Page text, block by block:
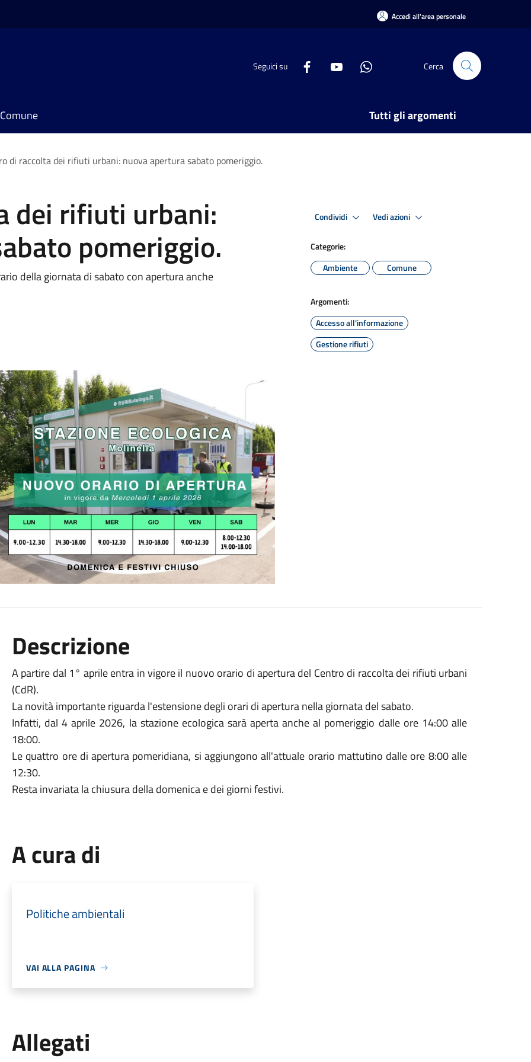
Accedi all'area personale
Seguici su Cerca
Tutti gli argomenti
di raccolta dei rifiuti urbani: nuova apertura sabato pomeriggio.
dei rifiuti urbani:
pomeriggio.
della giornata di sabato con apertura anche
Condividi Vedi azioni
Categorie:
Ambiente
Comune
Argomenti:
Accesso all'informazione
Gestione rifiuti
Descrizione
A partire dal 1° aprile entra in vigore il nuovo orario di apertura del Centro di raccolta dei rifiuti urbani
(CdR).
La novità importante riguarda l'estensione degli orari di apertura nella giornata del sabato.
Infatti, dal 4 aprile 2026, la stazione ecologica sarà aperta anche al pomeriggio dalle ore 14:00 alle
18:00.
Le quattro ore di apertura pomeridiana, si aggiungono all'attuale orario mattutino dalle ore 8:00 alle
12:30.
Resta invariata la chiusura della domenica e dei giorni festivi.
A cura di
Politiche ambientali
VAI ALLA PAGINA
Allegati